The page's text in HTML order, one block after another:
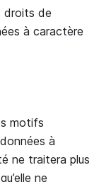
droits de
à caractère
motifs
à
ne traitera plus
ne